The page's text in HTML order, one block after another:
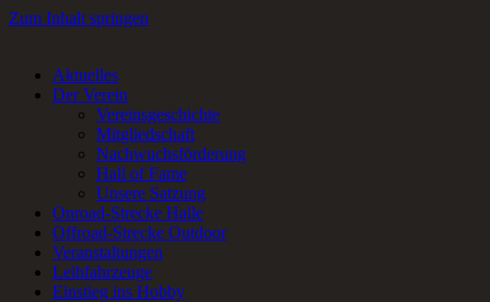
Zum Inhalt springen
RC-Car Verein in Frankfurt am Main für Offroad- und Onroad RC-
Aktuelles
Der Verein
Vereinsgeschichte
Mitgliedschaft
Nachwuchsförderung
Hall of Fame
Unsere Satzung
Onroad-Strecke Halle
Offroad-Strecke Outdoor
Veranstaltungen
Leihfahrzeuge
Einstieg ins Hobby